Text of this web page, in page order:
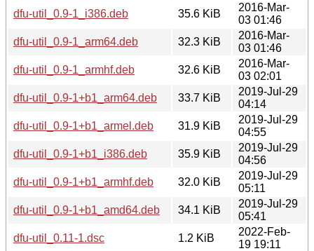
dfu-util_0.9-1_i386.deb
35.6 KiB
2016-Mar-
03 01:46
dfu-util_0.9-1_arm64.deb
32.3 KiB
2016-Mar-
03 01:46
dfu-util_0.9-1_armhf.deb
32.6 KiB
2016-Mar-
03 02:01
dfu-util_0.9-1+b1_arm64.deb
33.7 KiB
2019-Jul-29
04:14
dfu-util_0.9-1+b1_armel.deb
31.9 KiB
2019-Jul-29
04:55
dfu-util_0.9-1+b1_i386.deb
35.9 KiB
2019-Jul-29
04:56
dfu-util_0.9-1+b1_armhf.deb
32.0 KiB
2019-Jul-29
05:11
dfu-util_0.9-1+b1_amd64.deb
34.1 KiB
2019-Jul-29
05:41
dfu-util_0.11-1.dsc
1.2 KiB
2022-Feb-
19 19:11